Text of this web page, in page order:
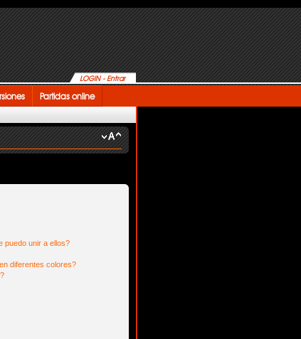
LOGIN - Entrar
Partidas online
puedo unir a ellos?
diferentes colores?